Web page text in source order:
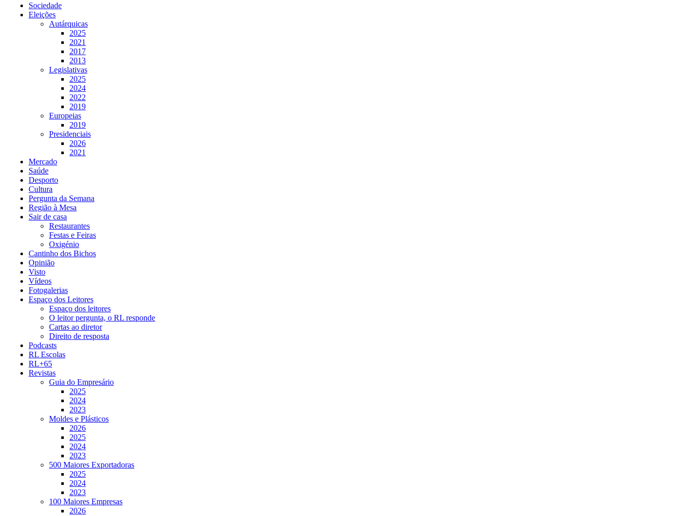
Sociedade
Eleições
Autárquicas
2025
2021
2017
2013
Legislativas
2025
2024
2022
2019
Europeias
2019
Presidenciais
2026
2021
Mercado
Saúde
Desporto
Cultura
Pergunta da Semana
Região à Mesa
Sair de casa
Restaurantes
Festas e Feiras
Oxigénio
Cantinho dos Bichos
Opinião
Visto
Vídeos
Fotogalerias
Espaço dos Leitores
Espaço dos leitores
O leitor pergunta, o RL responde
Cartas ao diretor
Direito de resposta
Podcasts
RL Escolas
RL+65
Revistas
Guia do Empresário
2025
2024
2023
Moldes e Plásticos
2026
2025
2024
2023
500 Maiores Exportadoras
2025
2024
2023
100 Maiores Empresas
2026